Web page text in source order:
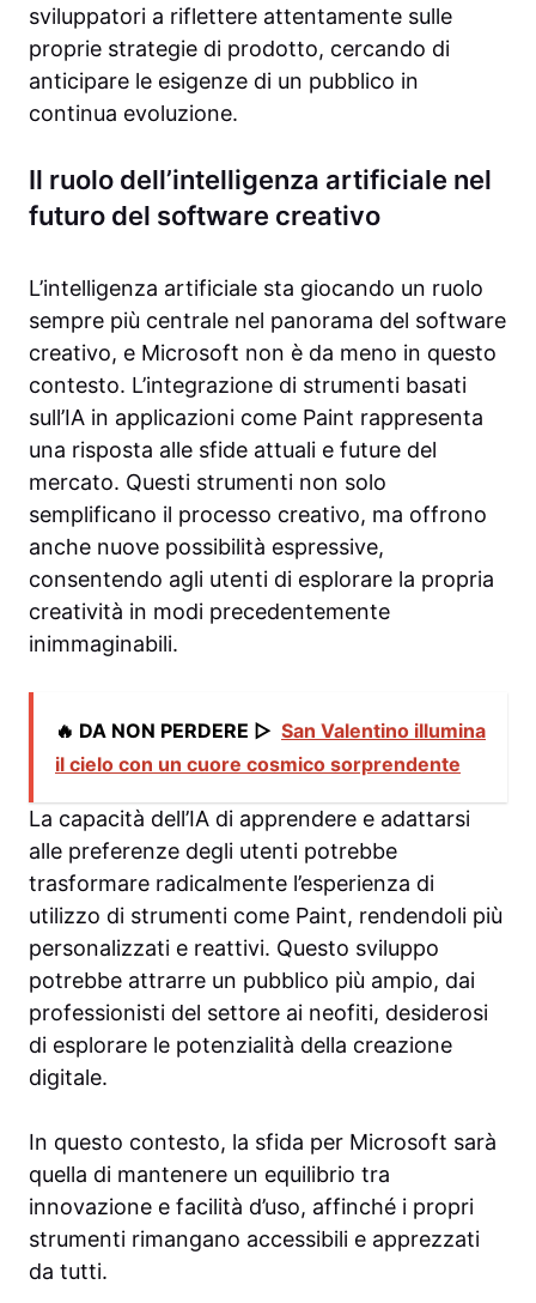
sviluppatori a riflettere attentamente sulle
proprie strategie di prodotto, cercando di
anticipare le esigenze di un pubblico in
continua evoluzione.
Il ruolo dell’intelligenza artificiale nel
futuro del software creativo
L’intelligenza artificiale sta giocando un ruolo
sempre più centrale nel panorama del software
creativo, e Microsoft non è da meno in questo
contesto. L’integrazione di strumenti basati
sull’IA in applicazioni come Paint rappresenta
una risposta alle sfide attuali e future del
mercato. Questi strumenti non solo
semplificano il processo creativo, ma offrono
anche nuove possibilità espressive,
consentendo agli utenti di esplorare la propria
creatività in modi precedentemente
inimmaginabili.
🔥 DA NON PERDERE ▷ San Valentino illumina
il cielo con un cuore cosmico sorprendente
La capacità dell’IA di apprendere e adattarsi
alle preferenze degli utenti potrebbe
trasformare radicalmente l’esperienza di
utilizzo di strumenti come Paint, rendendoli più
personalizzati e reattivi. Questo sviluppo
potrebbe attrarre un pubblico più ampio, dai
professionisti del settore ai neofiti, desiderosi
di esplorare le potenzialità della creazione
digitale.
In questo contesto, la sfida per Microsoft sarà
quella di mantenere un equilibrio tra
innovazione e facilità d’uso, affinché i propri
strumenti rimangano accessibili e apprezzati
da tutti.